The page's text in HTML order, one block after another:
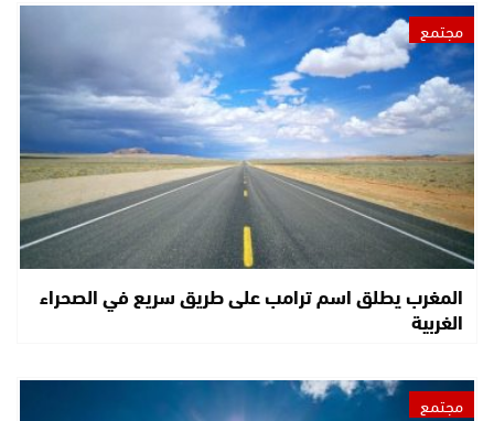
مجتمع
المغرب يطلق اسم ترامب على طريق سريع في الصحراء
الغربية
مجتمع